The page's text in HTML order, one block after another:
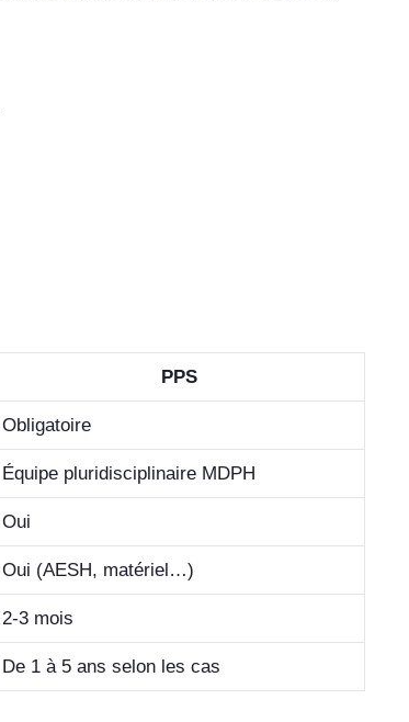
PPS
Obligatoire
Équipe pluridisciplinaire MDPH
Oui
Oui (AESH, matériel…)
2-3 mois
De 1 à 5 ans selon les cas